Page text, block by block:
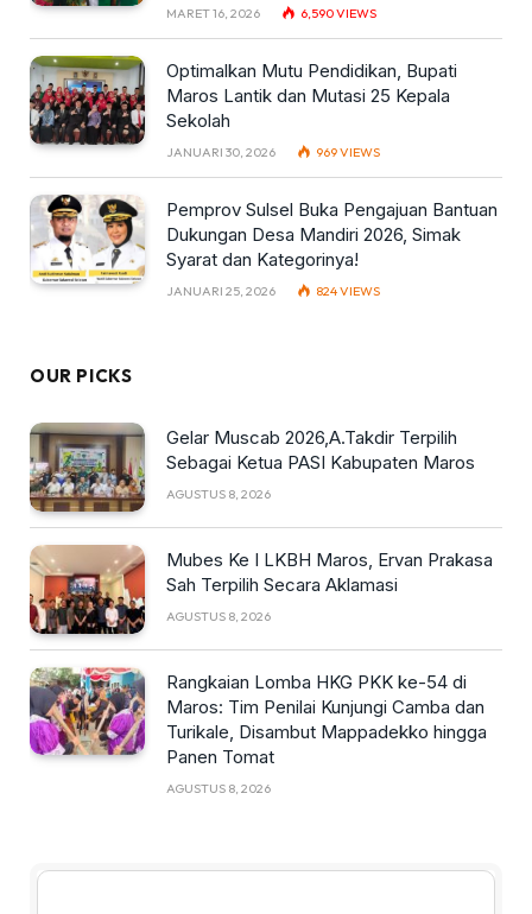
MARET 16, 2026 6,590VIEWS
Optimalkan Mutu Pendidikan, Bupati
Maros Lantik dan Mutasi 25 Kepala
Sekolah
JANUARI 30, 2026 969VIEWS
Pemprov Sulsel Buka Pengajuan Bantuan
Dukungan Desa Mandiri 2026, Simak
Syarat dan Kategorinya!
JANUARI 25, 2026 824VIEWS
OUR PICKS
Gelar Muscab 2026,A.Takdir Terpilih
Sebagai Ketua PASI Kabupaten Maros
AGUSTUS 8, 2026
Mubes Ke I LKBH Maros, Ervan Prakasa
Sah Terpilih Secara Aklamasi
AGUSTUS 8, 2026
Rangkaian Lomba HKG PKK ke-54 di
Maros: Tim Penilai Kunjungi Camba dan
Turikale, Disambut Mappadekko hingga
Panen Tomat
AGUSTUS 8, 2026